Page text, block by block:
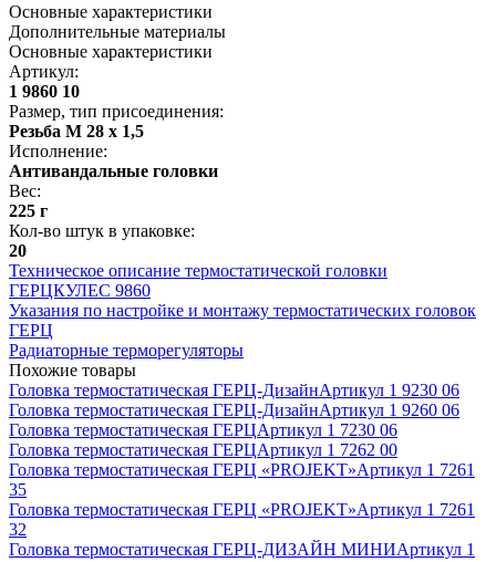
Основные характеристики
Дополнительные материалы
Основные характеристики
Артикул:
1 9860 10
Размер, тип присоединения:
Резьба M 28 х 1,5
Исполнение:
Антивандальные головки
Вес:
225 г
Кол-во штук в упаковке:
20
Техническое описание термостатической головки
ГЕРЦКУЛЕС 9860
Указания по настройке и монтажу термостатических головок
ГЕРЦ
Радиаторные терморегуляторы
Похожие товары
Головка термостатическая ГЕРЦ-ДизайнАртикул 1 9230 06
Головка термостатическая ГЕРЦ-ДизайнАртикул 1 9260 06
Головка термостатическая ГЕРЦАртикул 1 7230 06
Головка термостатическая ГЕРЦАртикул 1 7262 00
Головка термостатическая ГЕРЦ «PROJEKT»Артикул 1 7261
35
Головка термостатическая ГЕРЦ «PROJEKT»Артикул 1 7261
32
Головка термостатическая ГЕРЦ-ДИЗАЙН МИНИАртикул 1